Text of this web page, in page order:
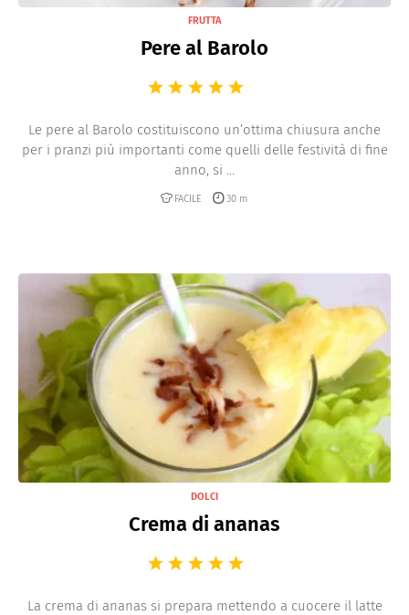
FRUTTA
Pere al Barolo
Le pere al Barolo costituiscono un’ottima chiusura anche
per i pranzi più importanti come quelli delle festività di fine
anno, si ...
FACILE 30 m
DOLCI
Crema di ananas
La crema di ananas si prepara mettendo a cuocere il latte